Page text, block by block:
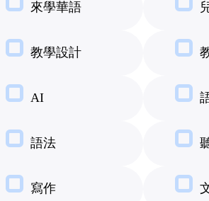
來學華語
教學設計
AI
語法
寫作